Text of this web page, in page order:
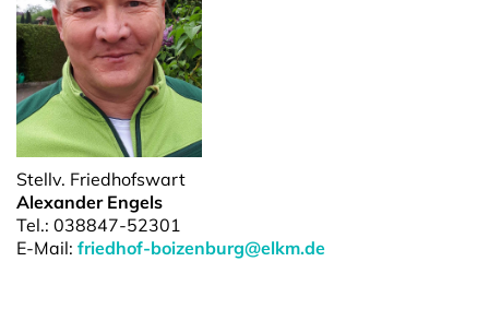
Stellv. Friedhofswart
Alexander Engels
Tel.: 038847-52301
E-Mail: friedhof-boizenburg@elkm.de